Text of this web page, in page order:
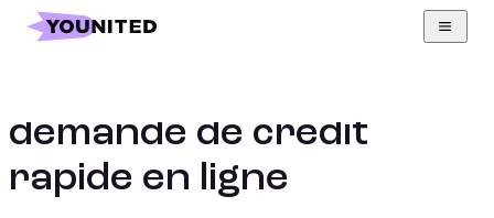
Home
demande de crédit
rapide en ligne